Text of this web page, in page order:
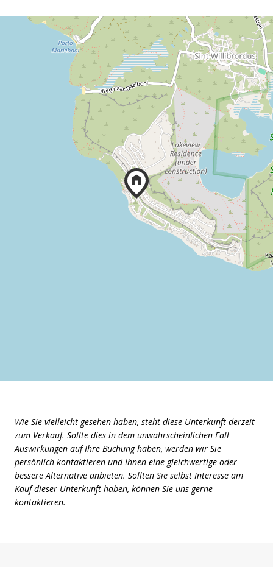
Wie Sie vielleicht gesehen haben, steht diese Unterkunft derzeit
zum Verkauf. Sollte dies in dem unwahrscheinlichen Fall
Auswirkungen auf Ihre Buchung haben, werden wir Sie
persönlich kontaktieren und Ihnen eine gleichwertige oder
bessere Alternative anbieten. Sollten Sie selbst Interesse am
Kauf dieser Unterkunft haben, können Sie uns gerne
kontaktieren.